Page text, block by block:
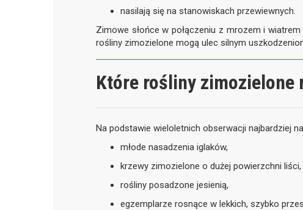
nasilają się na stanowiskach przewiewnych.
Zimowe słońce w połączeniu z mrozem i wiatrem
rośliny zimozielone mogą ulec silnym
Które rośliny
Na podstawie wieloletnich obserwacji najbardziej
młode nasadzenia iglaków,
krzewy zimozielone o dużej powierzchni liści,
rośliny posadzone jesienią,
egzemplarze rosnące w lekkich, szybko